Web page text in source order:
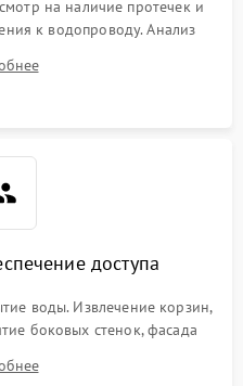
на наличие протечек и
к водопроводу. Анализ
нагрева, вращения
системы защиты
доступа
воды. Извлечение корзин,
боковых стенок, фасада
ТЭНу и сливной помпе.